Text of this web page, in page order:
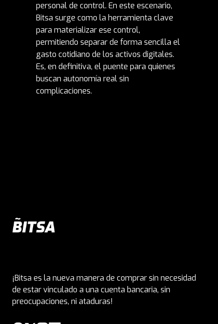
personal de control. En este escenario,
Bitsa surge como la herramienta clave
para materializar ese control,
permitiendo separar de forma sencilla el
gasto cotidiano de los activos digitales.
Es, en definitiva, el puente para quienes
buscan autonomía real sin
complicaciones.
¡Bitsa es la nueva manera de comprar sin necesidad
de estar vinculado a una cuenta bancaria, sin
preocupaciones, ni ataduras!